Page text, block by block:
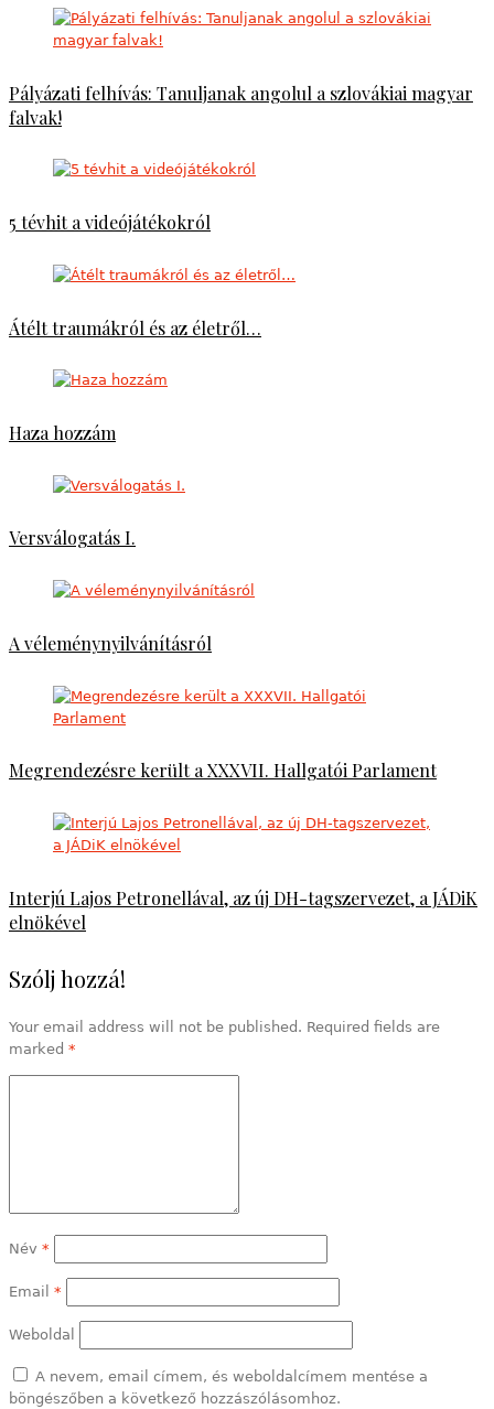
Pályázati felhívás: Tanuljanak angolul a szlovákiai magyar
falvak!
5 tévhit a videójátékokról
Átélt traumákról és az életről…
Haza hozzám
Versválogatás I.
A véleménynyilvánításról
Megrendezésre került a XXXVII. Hallgatói Parlament
Interjú Lajos Petronellával, az új DH-tagszervezet, a JÁDiK
elnökével
Szólj hozzá!
Your email address will not be published. Required fields are
marked *
Név *
Email *
Weboldal
A nevem, email címem, és weboldalcímem mentése a
böngészőben a következő hozzászólásomhoz.